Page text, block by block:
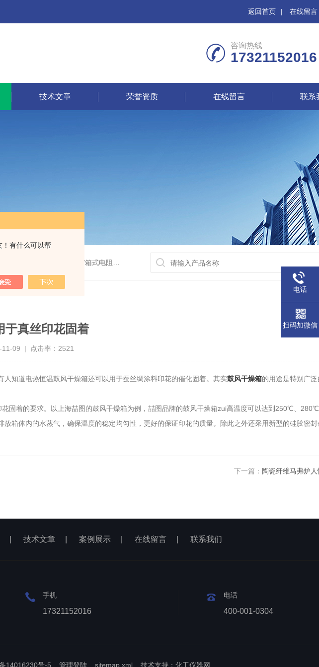
！有什么可以帮
返回首页 | 在线留言
咨询热线
17321152016
技术文章 荣誉资质 在线留言 联系
弗炉/管式炉/气氛炉/试验箱/摇床/振荡器/水槽/水浴锅等
于真丝印花固着
11-09 | 点击率：2521
知道电热恒温鼓风干燥箱还可以用于蚕丝绸涂料印花的催化固着。其实鼓风干燥箱的用途是特别广
固着的要求。以上海喆图的鼓风干燥箱为例，喆图品牌的鼓风干燥箱zui高温度可以达到250℃、
箱体内的水蒸气，确保温度的稳定均匀性，更好的保证印花的质量。除此之外还采用新型的硅胶密
下一篇： 陶瓷纤维马弗炉
技术文章 案例展示 在线留言 联系我们
手机
17321152016
电话
400-001-0304
14016230号-5 管理登陆 sitemap.xml 技术支持： 化工仪器网
电话
扫码加微信